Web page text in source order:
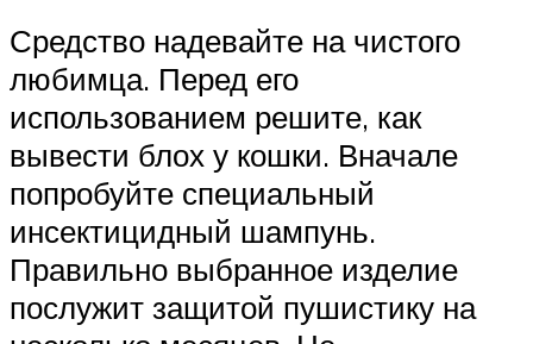
Средство надевайте на чистого
любимца. Перед его
использованием решите, как
вывести блох у кошки. Вначале
попробуйте специальный
инсектицидный шампунь.
Правильно выбранное изделие
послужит защитой пушистику на